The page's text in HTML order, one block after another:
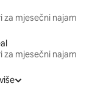
za mjesečni najam
za mjesečni najam